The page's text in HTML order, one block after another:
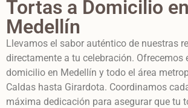
Tortas a Domicilio en
Medellín
Llevamos el sabor auténtico de nuestras
directamente a tu celebración. Ofrecemos
domicilio en Medellín y todo el área
Caldas hasta Girardota. Coordinamos
máxima dedicación para asegurar que tu